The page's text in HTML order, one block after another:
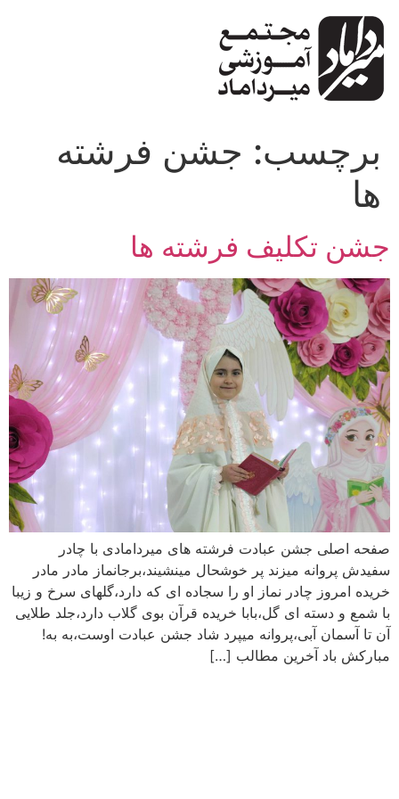
محتوا
برچسب: جشن فرشته
ها
جشن تکلیف فرشته ها
صفحه اصلی جشن عبادت فرشته های میردامادی با چادر
سفیدش پروانه میزند پر خوشحال مینشیند،برجانماز مادر مادر
خریده امروز چادر نماز او را سجاده ای که دارد،گلهای سرخ و زیبا
با شمع و دسته ای گل،بابا خریده قرآن بوی گلاب دارد،جلد طلایی
آن تا آسمان آبی،پروانه میپرد شاد جشن عبادت اوست،به به!
مبارکش باد آخرین مطالب […]